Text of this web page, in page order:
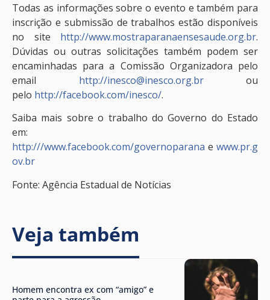
Todas as informações sobre o evento e também para
inscrição e submissão de trabalhos estão disponíveis
no site http://www.mostraparanaensesaude.org.br.
Dúvidas ou outras solicitações também podem ser
encaminhadas para a Comissão Organizadora pelo
email http://inesco@inesco.org.brou
pelo http://facebook.com/inesco/.
Saiba mais sobre o trabalho do Governo do Estado
em:
http:///www.facebook.com/governoparana e www.pr.g
ov.br
Fonte: Agência Estadual de Notícias
Veja também
Homem encontra ex com “amigo” e